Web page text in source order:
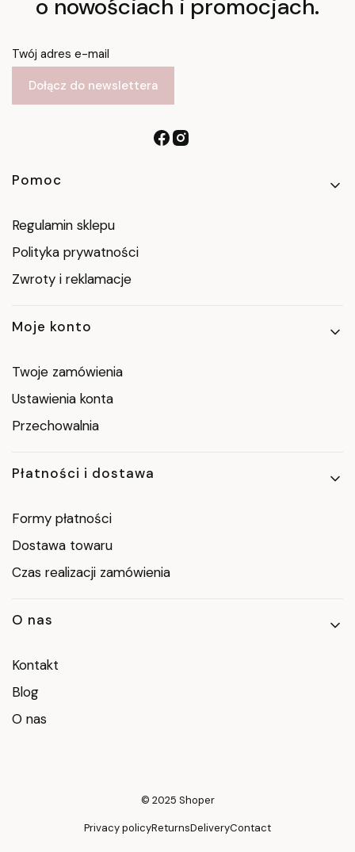
o nowościach i promocjach.
Twój adres e-mail
Dołącz do newslettera
Linki w stopce
Pomoc
Regulamin sklepu
Polityka prywatności
Zwroty i reklamacje
Moje konto
Twoje zamówienia
Ustawienia konta
Przechowalnia
Płatności i dostawa
Formy płatności
Dostawa towaru
Czas realizacji zamówienia
O nas
Kontakt
Blog
O nas
© 2025 Shoper
Privacy policyReturnsDeliveryContact